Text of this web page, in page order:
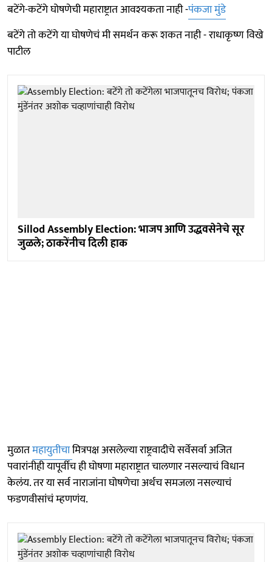
बटेंगे-कटेंगे घोषणेची महाराष्ट्रात आवश्यकता नाही -पंकजा मुंडे
बटेंगे तो कटेंगे या घोषणेचं मी समर्थन करू शकत नाही - राधाकृष्ण विखे
पाटील
Sillod Assembly Election: भाजप आणि उद्धवसेनेचे सूर
जुळले; ठाकरेंनीच दिली हाक
मुळातमहायुतीचामित्रपक्ष असलेल्या राष्ट्रवादीचे सर्वेसर्वा अजित
पवारांनीही यापूर्वीच ही घोषणा महाराष्ट्रात चालणार नसल्याचं विधान
केलंय. तर या सर्व नाराजांना घोषणेचा अर्थच समजला नसल्याचं
फडणवीसांचं म्हणणंय.